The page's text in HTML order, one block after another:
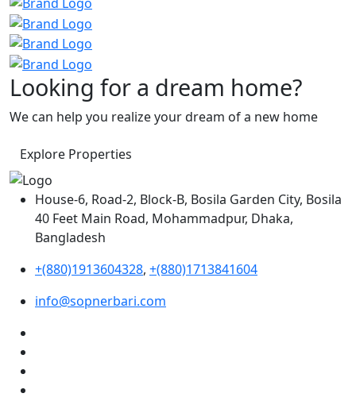
Looking for a dream home?
We can help you realize your dream of a new home
Explore Properties
House-6, Road-2, Block-B, Bosila Garden City, Bosila
40 Feet Main Road, Mohammadpur, Dhaka,
Bangladesh
+(880)1913604328, +(880)1713841604
info@sopnerbari.com